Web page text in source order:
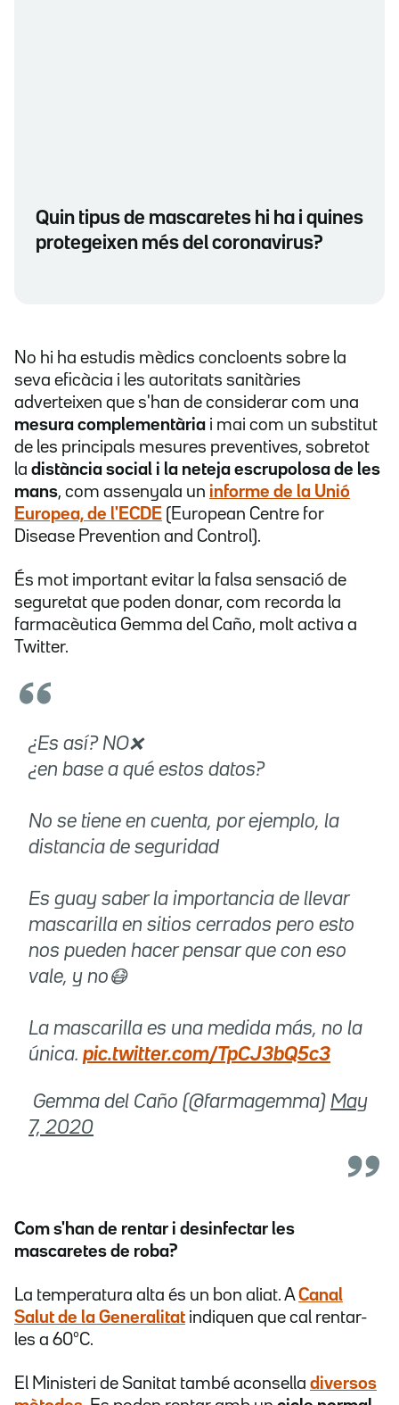
Quin tipus de mascaretes hi ha i quines
protegeixen més del coronavirus?
No hi ha estudis mèdics concloents sobre la
seva eficàcia i les autoritats sanitàries
adverteixen que s'han de considerar com una
mesura complementària i mai com un substitut
de les principals mesures preventives, sobretot
la distància social i la neteja escrupolosa de les
mans, com assenyala un informe de la Unió
Europea, de l'ECDE (European Centre for
Disease Prevention and Control).
És mot important evitar la falsa sensació de
seguretat que poden donar, com recorda la
farmacèutica Gemma del Caño, molt activa a
Twitter.
¿Es así? NO❌
¿en base a qué estos datos?
No se tiene en cuenta, por ejemplo, la
distancia de seguridad
Es guay saber la importancia de llevar
mascarilla en sitios cerrados pero esto
nos pueden hacer pensar que con eso
vale, y no😷
La mascarilla es una medida más, no la
única. pic.twitter.com/TpCJ3bQ5c3
 Gemma del Caño (@farmagemma) May
7, 2020
Com s'han de rentar i desinfectar les
mascaretes de roba?
La temperatura alta és un bon aliat. ACanal
Salut de la Generalitat indiquen que cal rentar-
les a 60ºC.
El Ministeri de Sanitat també aconsella diversos